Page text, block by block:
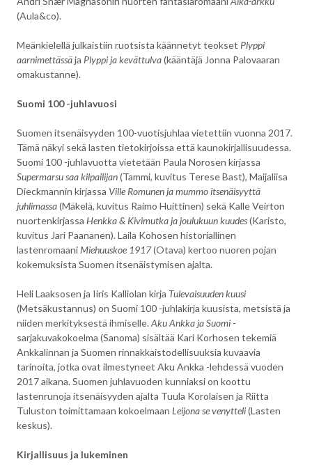
(Aula&co).
Meänkielellä julkaistiin ruotsista käännetyt teokset Plyppi
aarnimettässäja Plyppi ja kevättulva(kääntäjä Jonna Palovaaran
omakustanne).
Suomi 100 -juhlavuosi
Suomen itsenäisyyden 100-vuotisjuhlaa vietettiin vuonna 2017.
Tämä näkyi sekä lasten tietokirjoissa että kaunokirjallisuudessa.
Suomi 100 -juhlavuotta vietetään Paula Norosen kirjassa
Supermarsu saa kilpailijan(Tammi, kuvitus Terese Bast), Maijaliisa
Dieckmannin kirjassa Ville Romunen ja mummo itsenäisyyttä
juhlimassa(Mäkelä, kuvitus Raimo Huittinen) sekä Kalle Veirton
nuortenkirjassa Henkka & Kivimutka ja joulukuun kuudes(Karisto,
kuvitus Jari Paananen). Laila Kohosen historiallinen
lastenromaaniMiehuuskoe 1917(Otava) kertoo nuoren pojan
kokemuksista Suomen itsenäistymisen ajalta.
Heli Laaksosen ja Iiris Kalliolan kirja Tulevaisuuden kuusi
(Metsäkustannus) on Suomi 100 -juhlakirja kuusista, metsistä ja
niiden merkityksestä ihmiselle.Aku Ankka ja Suomi -
sarjakuvakokoelma (Sanoma) sisältää Kari Korhosen tekemiä
Ankkalinnan ja Suomen rinnakkaistodellisuuksia kuvaavia
tarinoita, jotka ovat ilmestyneet Aku Ankka -lehdessä vuoden
2017 aikana. Suomen juhlavuoden kunniaksi on koottu
lastenrunoja itsenäisyyden ajalta Tuula Korolaisen ja Riitta
Tuluston toimittamaan kokoelmaan Leijona se venytteli(Lasten
keskus).
Kirjallisuus ja lukeminen